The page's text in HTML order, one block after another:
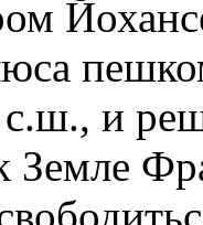
с.ш., и
Земле